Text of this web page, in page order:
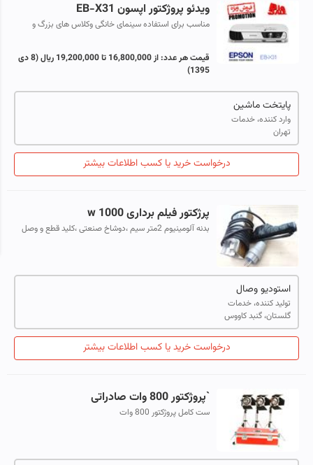
ویدئو پروژکتور اپسون EB-X31
مناسب برای استفاده سینمای خانگی وکلاس های بزرگ و
قیمت هر عدد:از 16,800,000 تا 19,200,000 ریال
(8 دی
1395)
پایتخت ماشین
وارد کننده، خدمات
تهران
درخواست خرید یا کسب اطلاعات بیشتر
پرژکتور فیلم برداری 1000 w
بدنه آلومینیوم 2متر سیم ،دوشاخ صنعتی ،کلید قطع و وصل
استودیو وصال
تولید کننده، خدمات
گلستان، گنبد کاووس
درخواست خرید یا کسب اطلاعات بیشتر
`پروژکتور 800 وات صادراتی
ست کامل پروژکتور 800 وات